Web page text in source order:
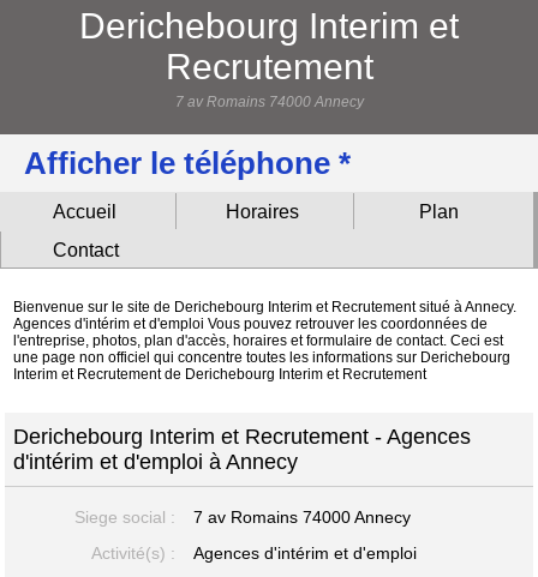
Derichebourg Interim et
Recrutement
7 av Romains 74000 Annecy
Afficher le téléphone *
Accueil Horaires
Plan
Contact
Bienvenue sur le site de Derichebourg Interim et Recrutement situé à Annecy.
Agences d'intérim et d'emploi Vous pouvez retrouver les coordonnées de
l'entreprise, photos, plan d'accès, horaires et formulaire de contact. Ceci est
une page non officiel qui concentre toutes les informations sur Derichebourg
Interim et Recrutement de Derichebourg Interim et Recrutement
Derichebourg Interim et Recrutement - Agences
d'intérim et d'emploi à Annecy
Siege social : 7 av Romains74000 Annecy
Activité(s) :
Agences d'intérim et d'emploi